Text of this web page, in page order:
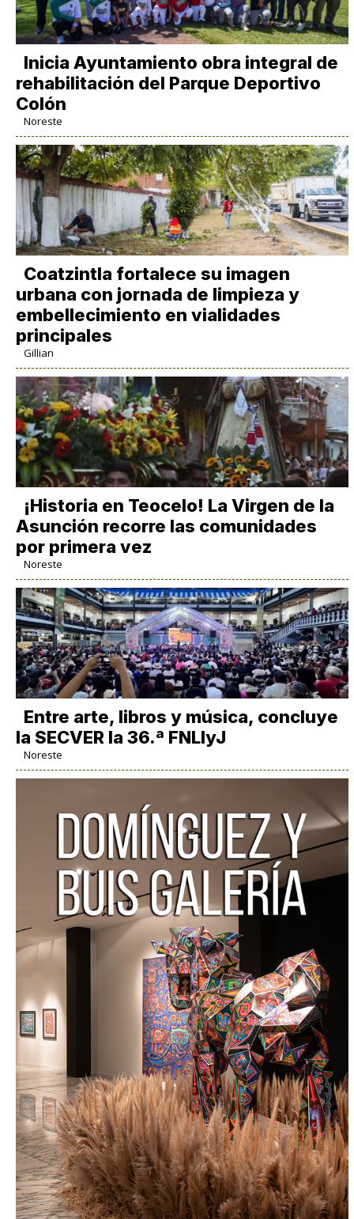
Inicia Ayuntamiento obra integral de
rehabilitación del Parque Deportivo
Colón
Noreste
Coatzintla fortalece su imagen
urbana con jornada de limpieza y
embellecimiento en vialidades
principales
Gillian
​¡Historia en Teocelo! La Virgen de la
Asunción recorre las comunidades
por primera vez
Noreste
Entre arte, libros y música, concluye
la SECVER la 36.ª FNLIyJ
Noreste